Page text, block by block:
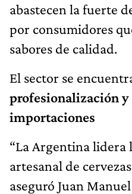
abastecen la fuerte
por consumidores
sabores de calidad.
El sector se
profesionalización
importaciones
“La Argentina lidera
artesanal de
aseguró Juan